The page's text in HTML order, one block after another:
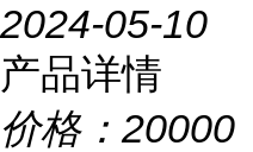
2024-05-10
产品详情
价格： 20000